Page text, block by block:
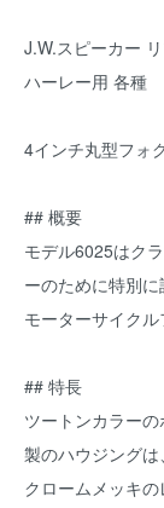
J.W.スピーカー
ハーレー用 各種
4インチ丸型フォ
## 概要
モデル6025はク
ーのために特別
モーターサイクル
## 特長
ツートンカラー
製のハウジングは
クロームメッキの